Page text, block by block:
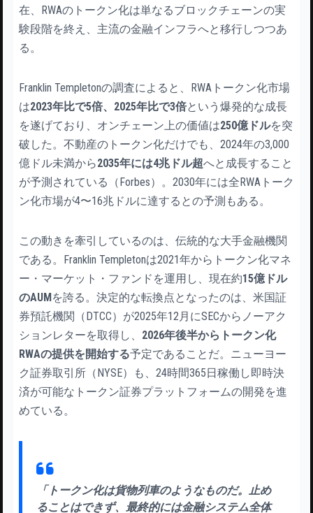
在、RWAのトークン化は単なるブロックチェーンの実
験段階を終え、主流の金融インフラへと移行しつつあ
る。
Franklin Templetonの調査によると、RWAトークン化市場
は2023年比で5倍、2025年比で3倍という爆発的な成長
を遂げており、オンチェーン上の価値は250億ドルを突
破した。不動産のトークン化だけでも、2024年の3,000
億ドル未満から2035年には4兆ドル超へと成長すること
が予測されている（Forbes）。2030年には全RWAトーク
ン化市場が4〜16兆ドルに達するとの予測もある。
この動きを牽引しているのは、伝統的な大手金融機関
である。Franklin Templetonは2021年からトークン化マネ
ー・マーケット・ファンドを運用し、現在約15億ドル
のAUMを誇る。決定的な転換点となったのは、米国証
券預託機関（DTCC）が2025年12月にSECからノーアク
ションレターを取得し、 2026年後半からトークン化
RWAの提供を開始する予定であることだ。ニューヨー
ク証券取引所（NYSE）も、24時間365日稼働し即時決
済が可能なトークン証券プラットフォームの開発を進
めている。
「トークン化は貨物列車のようなものだ。止め
ることはできず、最終的には金融システム全体